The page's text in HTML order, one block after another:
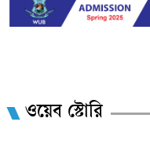
ওয়েব স্টোরি